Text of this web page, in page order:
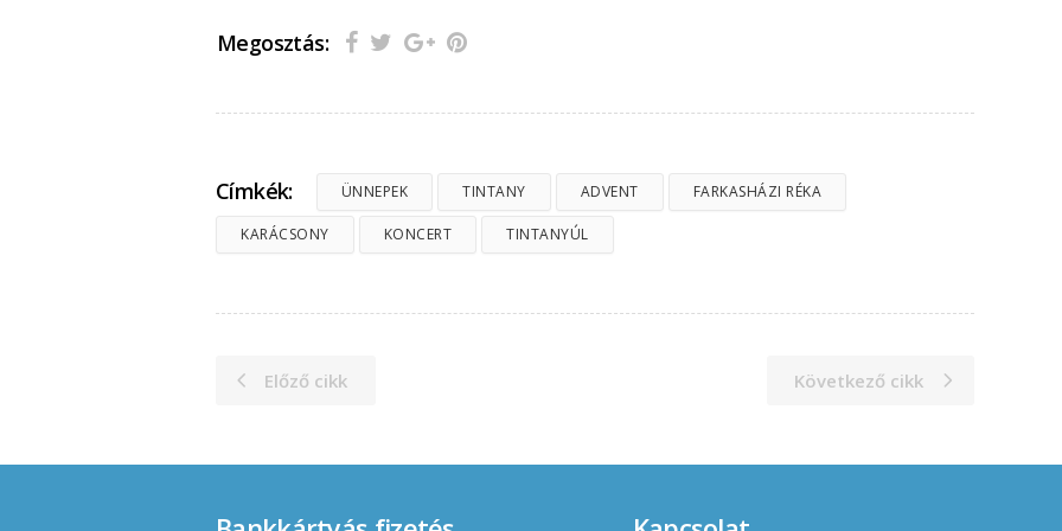
Megosztás:
Címkék: ÜNNEPEK TINTANY ADVENT FARKASHÁZI RÉKA
KARÁCSONY KONCERT TINTANYÚL
Előző cikk Következő cikk